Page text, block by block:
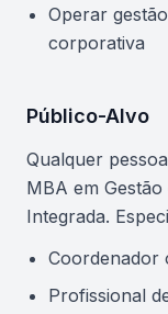
Operar
corporativa
Público-Alvo
Qualquer
MBA em
Integrada.
Coordenador
Profissional